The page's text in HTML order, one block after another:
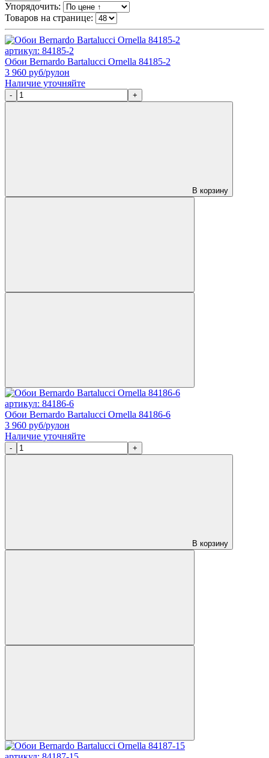
Упорядочить:
Товаров на странице:
артикул: 84185-2
Обои Bernardo Bartalucci Ornella 84185-2
3 960 руб/рулон
Наличие уточняйте
- +
В корзину
артикул: 84186-6
Обои Bernardo Bartalucci Ornella 84186-6
3 960 руб/рулон
Наличие уточняйте
- +
В корзину